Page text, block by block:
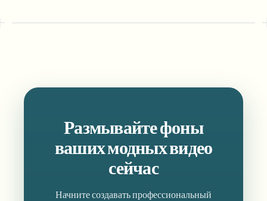
Размывайте фоны
ваших модных видео
сейчас
Начните создавать профессиональный